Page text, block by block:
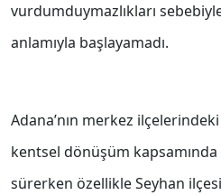
vurdumduymazlıkları
anlamıyla başlayamadı.
Adana’nın merkez
kentsel dönüşüm kapsamında
sürerken özellikle Seyhan